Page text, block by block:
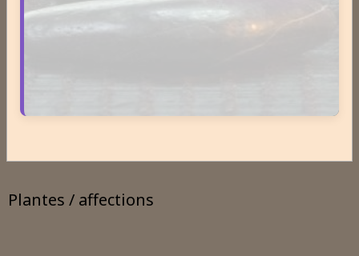
Le monde Merveilleux du Thé
Plantes / affections